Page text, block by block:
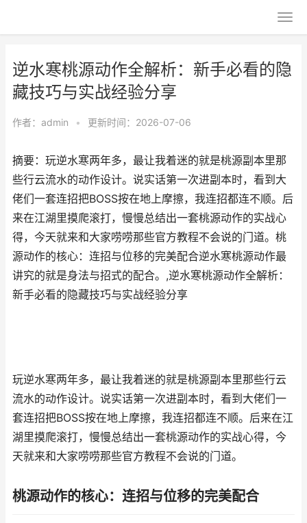
逆水寒桃源动作全解析：新手必看的隐
藏技巧与实战经验分享
作者： admin • 更新时间：2026-07-06
摘要：玩逆水寒两年多，最让我着迷的就是桃源副本里那
些行云流水的动作设计。说实话第一次进副本时，看到大
佬们一套连招把BOSS按在地上摩擦，我连招都连不顺。后
来在江湖里摸爬滚打，慢慢总结出一套桃源动作的实战心
得，今天就来和大家唠唠那些官方教程不会说的门道。桃
源动作的核心：连招与位移的完美配合逆水寒桃源动作最
讲究的就是身法与招式的配合。,逆水寒桃源动作全解析：
新手必看的隐藏技巧与实战经验分享
玩逆水寒两年多，最让我着迷的就是桃源副本里那些行云
流水的动作设计。说实话第一次进副本时，看到大佬们一
套连招把BOSS按在地上摩擦，我连招都连不顺。后来在江
湖里摸爬滚打，慢慢总结出一套桃源动作的实战心得，今
天就来和大家唠唠那些官方教程不会说的门道。
桃源动作的核心：连招与位移的完美配合